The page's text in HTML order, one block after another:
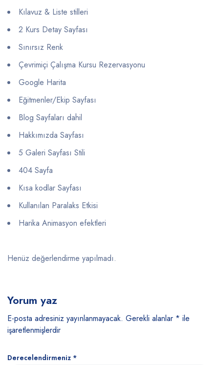
Kılavuz & Liste stilleri
2 Kurs Detay Sayfası
Sınırsız Renk
Çevrimiçi Çalışma Kursu Rezervasyonu
Google Harita
Eğitmenler/Ekip Sayfası
Blog Sayfaları dahil
Hakkımızda Sayfası
5 Galeri Sayfası Stili
404 Sayfa
Kısa kodlar Sayfası
Kullanılan Paralaks Etkisi
Harika Animasyon efektleri
Henüz değerlendirme yapılmadı.
Yorum yaz
E-posta adresiniz yayınlanmayacak. Gerekli alanlar * ile
işaretlenmişlerdir
Derecelendirmeniz *